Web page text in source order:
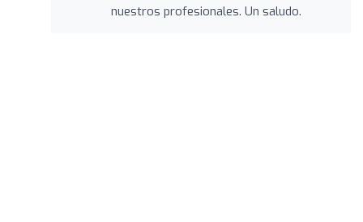
nuestros profesionales. Un saludo.